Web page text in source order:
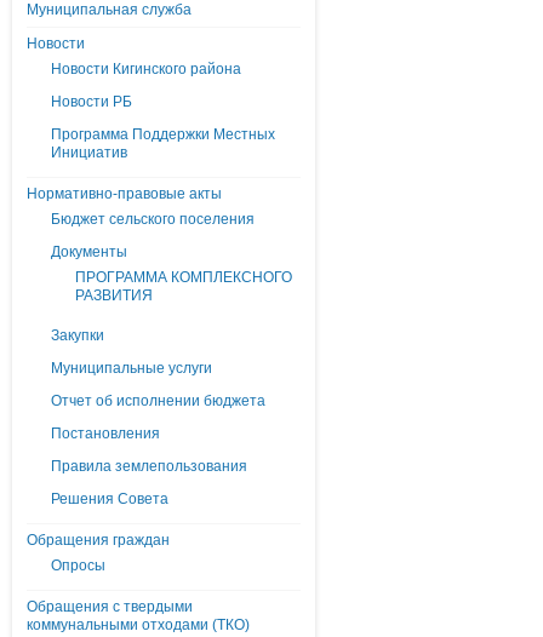
Муниципальная служба
Новости
Новости Кигинского района
Новости РБ
Программа Поддержки Местных
Инициатив
Нормативно-правовые акты
Бюджет сельского поселения
Документы
ПРОГРАММА КОМПЛЕКСНОГО
РАЗВИТИЯ
Закупки
Муниципальные услуги
Отчет об исполнении бюджета
Постановления
Правила землепользования
Решения Совета
Обращения граждан
Опросы
Обращения с твердыми
коммунальными отходами (ТКО)